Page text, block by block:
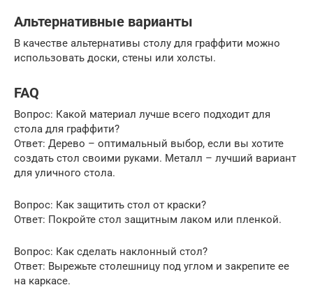
Альтернативные варианты
В качестве альтернативы столу для граффити можно
использовать доски, стены или холсты.
FAQ
Вопрос: Какой материал лучше всего подходит для
стола для граффити?
Ответ: Дерево – оптимальный выбор, если вы хотите
создать стол своими руками. Металл – лучший вариант
для уличного стола.
Вопрос: Как защитить стол от краски?
Ответ: Покройте стол защитным лаком или пленкой.
Вопрос: Как сделать наклонный стол?
Ответ: Вырежьте столешницу под углом и закрепите ее
на каркасе.